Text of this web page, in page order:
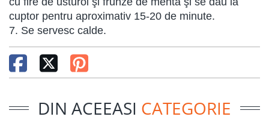
cuptor pentru aproximativ 15-20 de minute.
7. Se servesc calde.
DIN ACEEASI CATEGORIE